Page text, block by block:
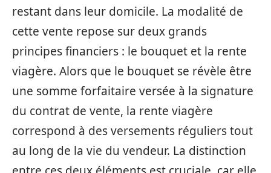
restant dans leur domicile. La modalité de
cette vente repose sur deux grands
principes financiers : le bouquet et la rente
viagère. Alors que le bouquet se révèle être
une somme forfaitaire versée à la signature
du contrat de vente, la rente viagère
correspond à des versements réguliers tout
au long de la vie du vendeur. La distinction